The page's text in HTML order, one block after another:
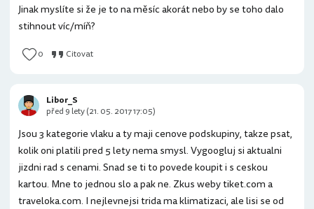
Jinak myslíte si že je to na měsíc akorát nebo by se toho dalo
stihnout víc/míň?
0 Citovat
Jsou 3 kategorie vlaku a ty maji cenove podskupiny, takze psat,
kolik oni platili pred 5 lety nema smysl. Vygoogluj si aktualni
jizdni rad s cenami. Snad se ti to povede koupit i s ceskou
kartou. Mne to jednou slo a pak ne. Zkus weby tiket.com a
traveloka.com. I nejlevnejsi trida ma klimatizaci, ale lisi se od
Libor_S
před 9 lety (21. 05. 2017 17:05)